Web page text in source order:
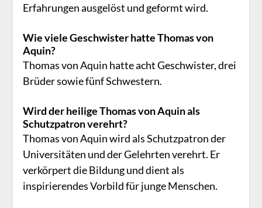
Erfahrungen ausgelöst und geformt wird.
Wie viele Geschwister hatte Thomas von
Aquin?
Thomas von Aquin hatte acht Geschwister, drei
Brüder sowie fünf Schwestern.
Wird der heilige Thomas von Aquin als
Schutzpatron verehrt?
Thomas von Aquin wird als Schutzpatron der
Universitäten und der Gelehrten verehrt. Er
verkörpert die Bildung und dient als
inspirierendes Vorbild für junge Menschen.